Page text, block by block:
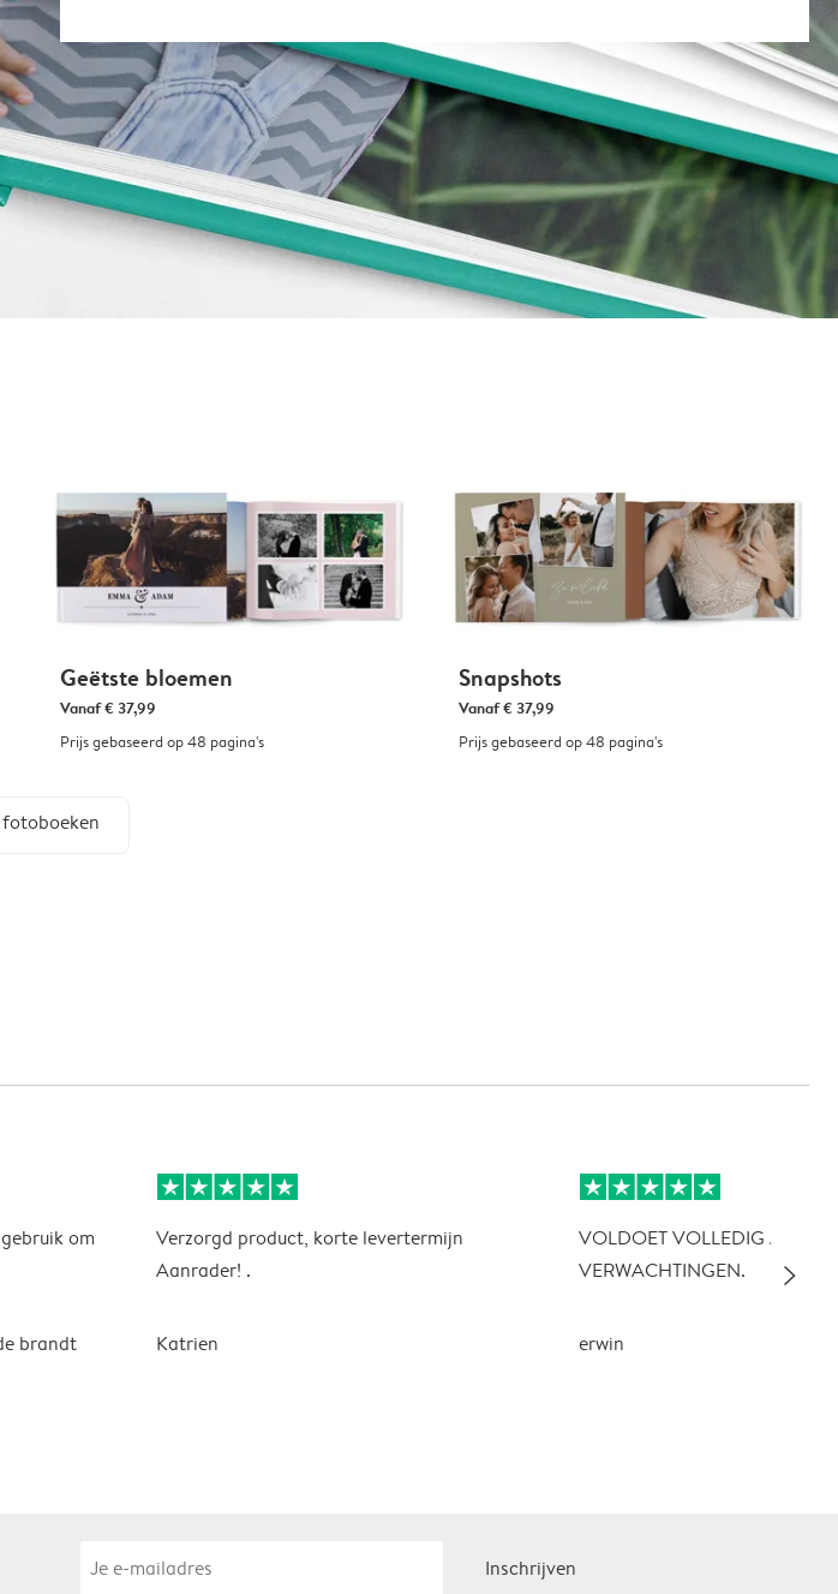
Geëtste bloemen
Vanaf€ 37,99
Prijs gebaseerd op 48 pagina's
Snapshots
Vanaf€ 37,99
Prijs gebaseerd op 48 pagina's
om
brandt
Verzorgd product, korte levertermijn
Aanrader! .
Katrien
VOLDOET VOLLEDIG AAN
VERWACHTINGEN.
erwin
slim_arrow_right
Inschrijven